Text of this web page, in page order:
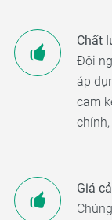
Chất
Đội
áp
cam
Giá